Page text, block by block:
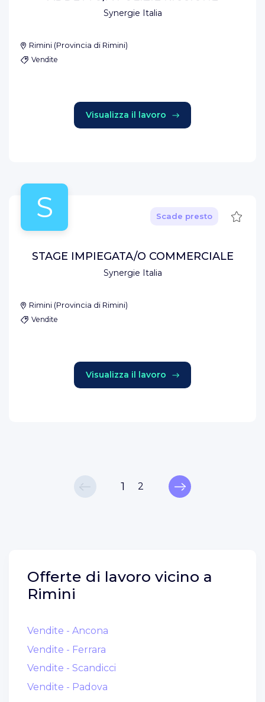
Synergie Italia
Rimini (Provincia di Rimini)
Vendite
Visualizza il lavoro
S
Synergie Italia
Scade presto Salva
STAGE IMPIEGATA/O COMMERCIALE
Rimini (Provincia di Rimini)
Vendite
Visualizza il lavoro
1 2
Offerte di lavoro vicino a
Rimini
Vendite - Ancona
Vendite - Ferrara
Vendite - Scandicci
Vendite - Padova